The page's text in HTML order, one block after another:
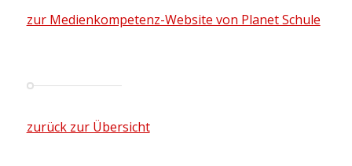
zur Medienkompetenz-Website von Planet Schule
zurück zur Übersicht